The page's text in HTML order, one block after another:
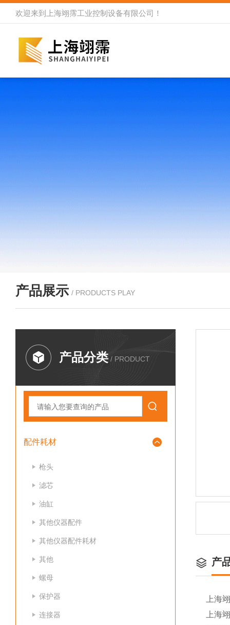
欢迎来到 上海翊霈工业控制设备有限公司 ！
产品展示 / PRODUCTS PLAY
产品分类 / PRODUCT
配件耗材
枪头
滤芯
油缸
其他仪器配件
其他仪器配件耗材
其他
螺母
保护器
连接器
产
上海
上海